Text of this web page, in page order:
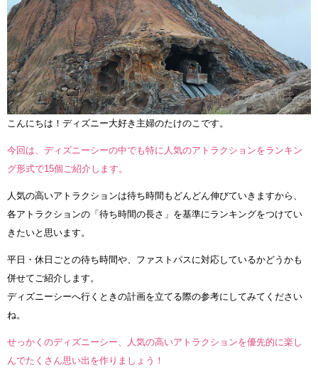
こんにちは！ディズニー大好き主婦のたけのこです。
今回は、ディズニーシーの中でも特に人気のアトラクションをランキン
グ形式で15個ご紹介します。
人気の高いアトラクションは待ち時間もどんどん伸びていきますから、
各アトラクションの「待ち時間の長さ」を基準にランキングをつけてい
きたいと思います。
平日・休日ごとの待ち時間や、ファストパスに対応しているかどうかも
併せてご紹介します。
ディズニーシーへ行くときの計画を立てる際の参考にしてみてください
ね。
せっかくのディズニーシー、人気の高いアトラクションを優先的に楽し
んでたくさん思い出を作りましょう！